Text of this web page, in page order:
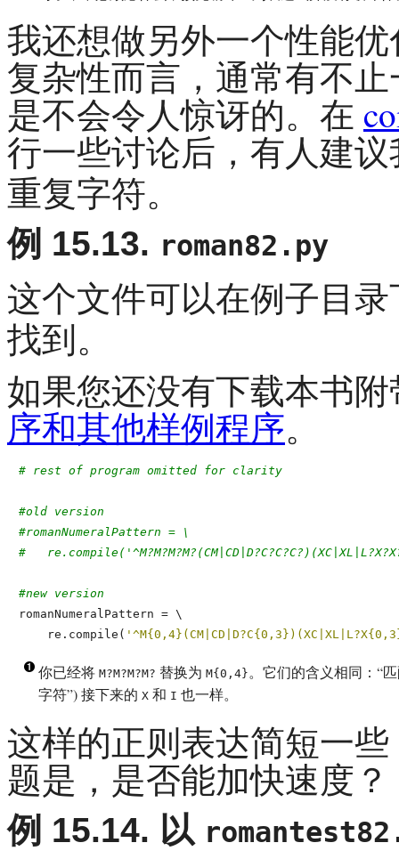
我还想做另外一个性能
复杂性而言，通常有不
是不会令人惊讶的。在
行一些讨论后，有人建
重复字符。
例 15.13. roman82.py
这个文件可以在例子目
找到。
如果您还没有下载本书
序和其他样例程序。
# rest of program omitted for clarity
#old version
#romanNumeralPattern = \
#
#new version
romanNumeralPattern = \
    re.compile(
你已经将 M?M?M?M? 替换为 M{0,4}。它们的含义相同：“
字符”) 接下来的 X 和 I 也一样。
这样的正则表达简短一
题是，是否能加快速度？
例 15.14. 以